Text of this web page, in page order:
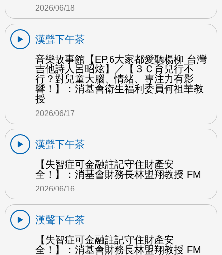
2026/06/18
漢聲下午茶
音樂故事館【EP.6大家都愛聽楊柳 台灣
吉他詩人呂昭炫】／【３Ｃ育兒行不
行？對兒童大腦、情緒、專注力有影
響！】：消基會衛生福利委員何祖華教
授
2026/06/17
漢聲下午茶
【失智症可金融註記守住財產安
全！】：消基會財務長林盟翔教授 FM
2026/06/16
漢聲下午茶
【失智症可金融註記守住財產安
全！】：消基會財務長林盟翔教授 FM